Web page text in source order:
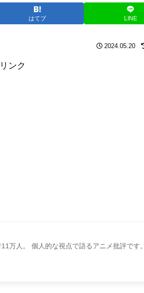
はてブ LINE
2024.05.20
ンク
万人。 個人的な視点で語るアニメ批評です。